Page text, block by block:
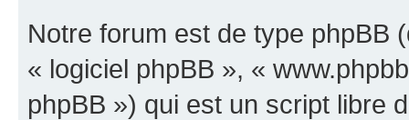
Notre forum est de type phpBB
« logiciel phpBB », «
phpBB ») qui est un script libre